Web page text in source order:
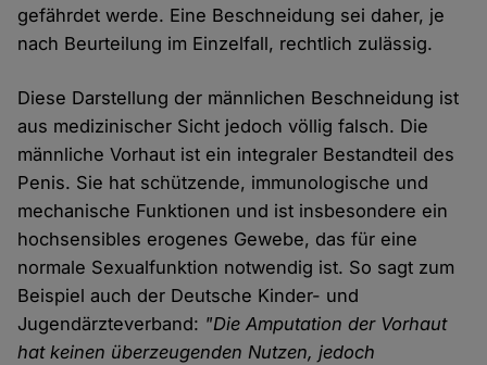
gefährdet werde. Eine Beschneidung sei daher, je
nach Beurteilung im Einzelfall, rechtlich zulässig.
Diese Darstellung der männlichen Beschneidung ist
aus medizinischer Sicht jedoch völlig falsch. Die
männliche Vorhaut ist ein integraler Bestandteil des
Penis. Sie hat schützende, immunologische und
mechanische Funktionen und ist insbesondere ein
hochsensibles erogenes Gewebe, das für eine
normale Sexualfunktion notwendig ist. So sagt zum
Beispiel auch der Deutsche Kinder- und
Jugendärzteverband: "Die Amputation der Vorhaut
hat keinen überzeugenden Nutzen, jedoch